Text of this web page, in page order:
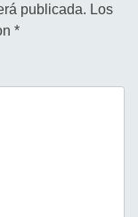
publicada. Los
*